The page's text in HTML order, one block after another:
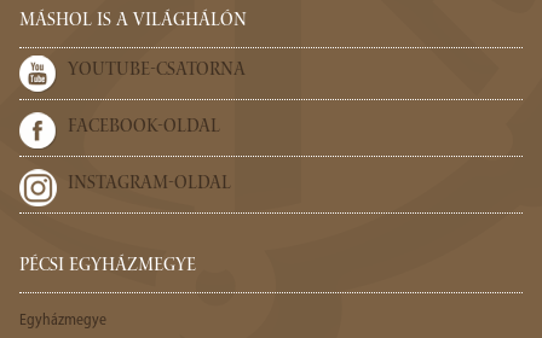
MÁSHOL IS A VILÁGHÁLÓN
YOUTUBE-CSATORNA
FACEBOOK-OLDAL
INSTAGRAM-OLDAL
PÉCSI EGYHÁZMEGYE
Egyházmegye